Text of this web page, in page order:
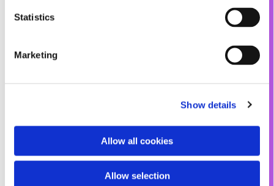
Statistics
Marketing
Show details
Allow all cookies
Allow selection